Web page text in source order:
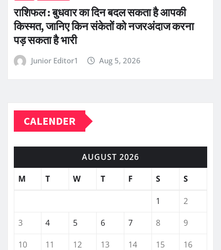
राशिफल : बुधवार का दिन बदल सकता है आपकी
किस्मत, जानिए किन संकेतों को नजरअंदाज करना
पड़ सकता है भारी
Junior Editor1 Aug 5, 2026
CALENDER
AUGUST 2026
M
T W T F S S
1
2
3
4 5 6 7 8
9
10
11 12 13 14 15 16